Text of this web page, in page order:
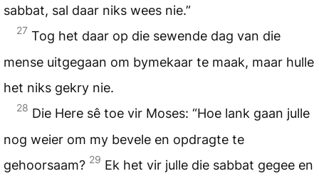
sabbat, sal daar niks wees nie.”
27 Tog het daar op die sewende dag van die
mense uitgegaan om bymekaar te maak, maar hulle
het niks gekry nie.
28 Die Here sê toe vir Moses: “Hoe lank gaan julle
nog weier om my bevele en opdragte te
gehoorsaam? 29 Ek het vir julle die sabbat gegee en